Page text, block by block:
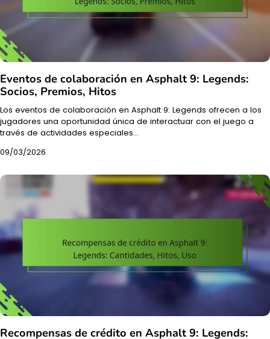
Eventos de colaboración en Asphalt 9: Legends:
Socios, Premios, Hitos
Los eventos de colaboración en Asphalt 9: Legends ofrecen a los
jugadores una oportunidad única de interactuar con el juego a
través de actividades especiales…
09/03/2026
Recompensas de crédito en Asphalt 9: Legends: